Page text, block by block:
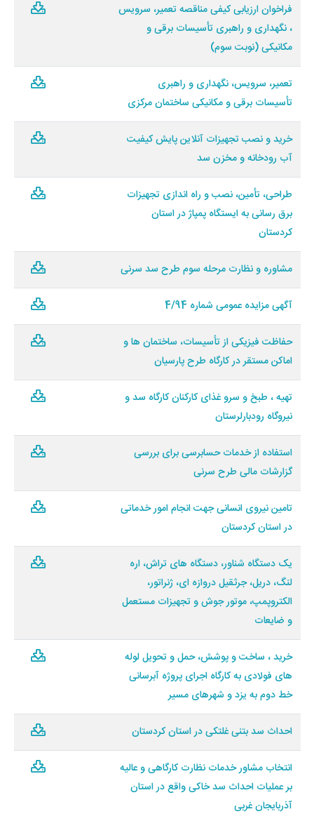
فراخوان ارزیابی کیفی مناقصه تعمیر، سرویس
، نگهداری و راهبری تأسیسات برقی و
مکانیکی (نوبت سوم)
تعمیر، سرویس، نگهداری و راهبری
تأسیسات برقی و مکانیکی ساختمان مرکزی
خرید و نصب تجهیزات آنلاین پایش کیفیت
آب رودخانه و مخزن سد
طراحی، تأمین، نصب و راه اندازی تجهیزات
برق رسانی به ایستگاه پمپاژ در استان
کردستان
مشاوره و نظارت مرحله سوم طرح سد سرنی
آگهی مزایده عمومی شماره 4/94
حفاظت فیزیکی از تأسیسات، ساختمان ها و
اماکن مستقر در کارگاه طرح پارسیان
تهیه ، طبخ و سرو غذای کارکنان کارگاه سد و
نیروگاه رودبارلرستان
استفاده از خدمات حسابرسی برای بررسی
گزارشات مالی طرح سرنی
تامین نیروی انسانی جهت انجام امور خدماتی
در استان کردستان
یک دستگاه شناور، دستگاه های تراش، اره
لنگ، دریل، جرثقیل دروازه ای، ژنراتور،
الکتروپمپ، موتور جوش و تجهیزات مستعمل
و ضایعات
خرید ، ساخت و پوشش، حمل و تحویل لوله
های فولادی به کارگاه اجرای پروژه آبرسانی
خط دوم به یزد و شهرهای مسیر
احداث سد بتنی غلتکی در استان کردستان
انتخاب مشاور خدمات نظارت کارگاهی و عالیه
بر عملیات احداث سد خاکی واقع در استان
آذربایجان غربی